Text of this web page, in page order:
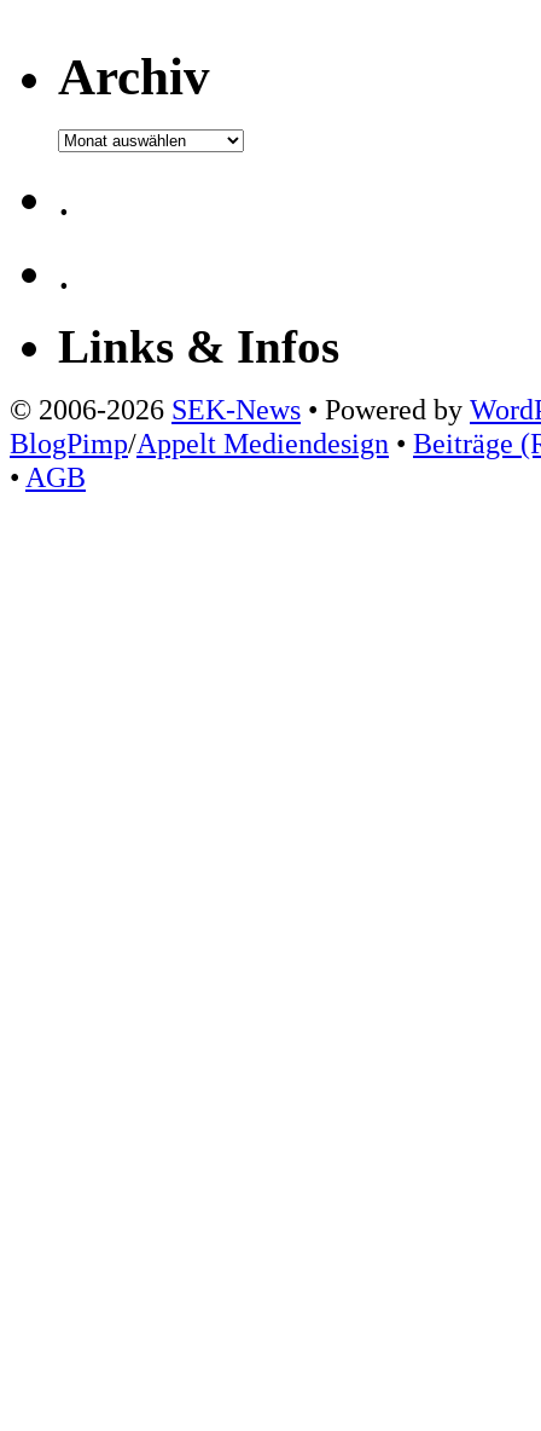
Archiv
Archiv
.
.
Links & Infos
© 2006-2026 SEK-News • Powered by
BlogPimp/Appelt Mediendesign • Beiträge
• AGB